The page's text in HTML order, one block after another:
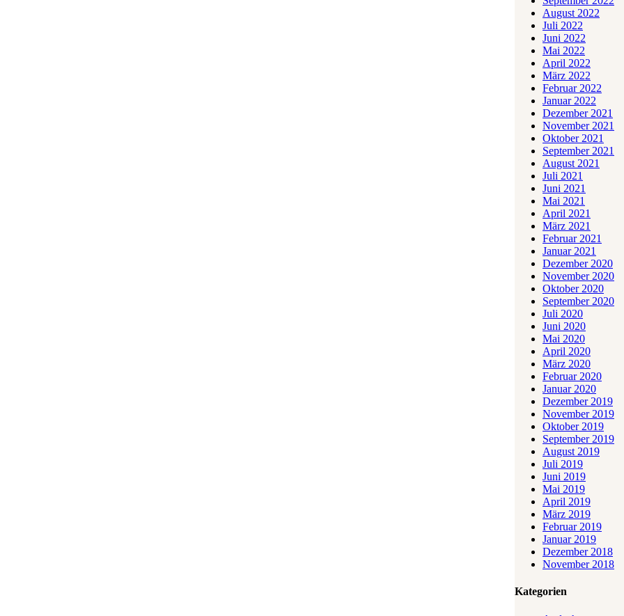
August 2022
Juli 2022
Juni 2022
Mai 2022
April 2022
März 2022
Februar 2022
Januar 2022
Dezember 2021
November 2021
Oktober 2021
September 2021
August 2021
Juli 2021
Juni 2021
Mai 2021
April 2021
März 2021
Februar 2021
Januar 2021
Dezember 2020
November 2020
Oktober 2020
September 2020
Juli 2020
Juni 2020
Mai 2020
April 2020
März 2020
Februar 2020
Januar 2020
Dezember 2019
November 2019
Oktober 2019
September 2019
August 2019
Juli 2019
Juni 2019
Mai 2019
April 2019
März 2019
Februar 2019
Januar 2019
Dezember 2018
November 2018
Kategorien